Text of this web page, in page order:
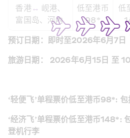
香港 ↔ 岘港、
富国岛、河內
低至港币
98*
低
预订日期：即时至2026年6月7日
旅游日期： 2026年6月15日 至
‘轻便飞’单程票价低至港币98*:
‘经济飞’单程票价低至港币148*:
登机行李